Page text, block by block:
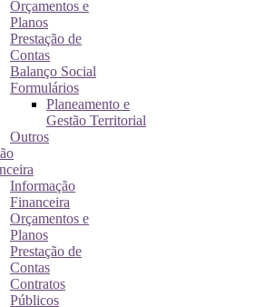
Orçamentos e
Planos
Prestação de
Contas
Balanço Social
Formulários
Planeamento e
Gestão Territorial
Outros
Informação
Financeira
Orçamentos e
Planos
Prestação de
Contas
Contratos
Públicos